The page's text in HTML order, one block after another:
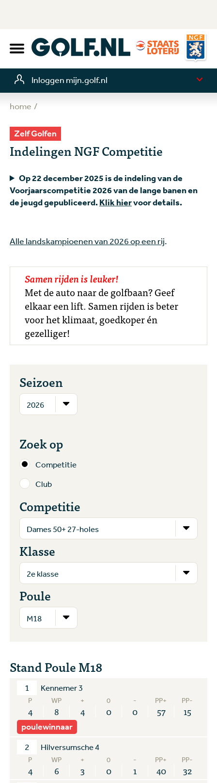
Inloggen mijn.golf.nl
home
Zelf Golfen
Indelingen NGF Competitie
Op 22 december 2025 is de indeling van de
Voorjaarscompetitie 2026 van de lange banen en
de jeugd gepubliceerd. Klik hiervoor details.
Alle landskampioenen van 2026 op een rij.
Samen rijden is leuker!
Met de auto naar de golfbaan? Geef
elkaar een lift. Samen rijden is beter
voor het klimaat, goedkoper én
gezelliger!
Seizoen
Zoek op
Competitie
Club
Competitie
Klasse
Poule
Stand Poule M18
1 Kennemer 3
P WP + 0 - PP+ PP-
4 8 4 0 0 57 15
poulewinnaar
2 Hilversumsche 4
P WP + 0 - PP+ PP-
4 6 3 0 1 40 32